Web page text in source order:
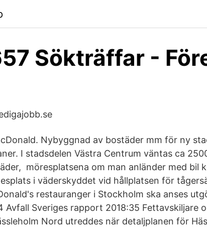
Sökträffar -
Nybyggnad av bostäder mm för ny
I stadsdelen Västra Centrum väntas ca
möresplatsena om man anländer med bil
i väderskyddet vid hållplatsen för
restauranger i Stockholm ska anses
Avfall Sveriges rapport 2018:35 Fettavskiljare
Nord utreddes när detaljplanen för